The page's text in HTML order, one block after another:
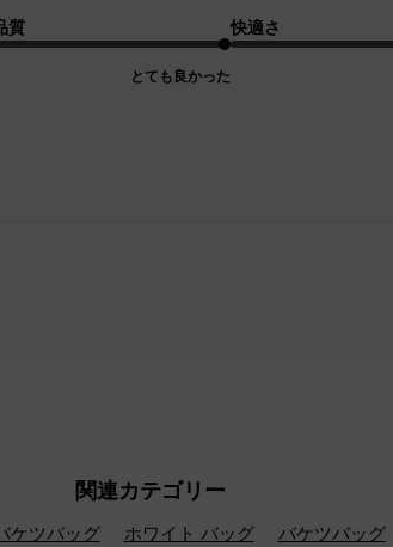
質
とても良かった
快適さ
関連カテゴリー
ケツバッグ ホワイト バッグ バケツバッグ